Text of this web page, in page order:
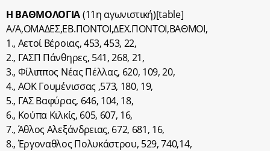
Η ΒΑΘΜΟΛΟΓΙΑ(11η αγωνιστική)[table]
Α/Α,ΟΜΑΔΕΣ,ΕΒ.ΠΟΝΤΟΙ,ΔΕΧ.ΠΟΝΤΟΙ,BΑΘΜΟΙ,
1., Αετοί Βέροιας, 453, 453, 22,
2., ΓΑΣΠ Πάνθηρες, 541, 268, 21,
3., Φίλιππος Νέας Πέλλας, 620, 109, 20,
4., ΑΟΚ Γουμένισσας ,573, 180, 19,
5., ΓΑΣ Βαφύρας, 646, 104, 18,
6., Κούπα Κιλκίς, 605, 607, 16,
7., Άθλος Αλεξάνδρειας, 672, 681, 16,
8., Έργοναθλος Πολυκάστρου, 529, 740,14,